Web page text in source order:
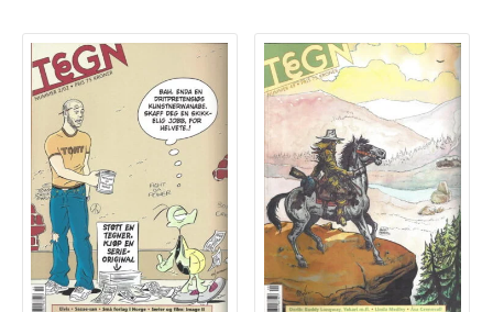
Duplex
Ellen Bergheim
Esben S. Titland
Fedor Sapegin
Flu Hartberg
Håvard S. Johansen